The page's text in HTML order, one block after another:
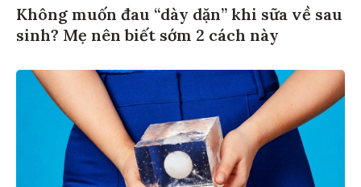
Không muốn đau “dày dặn” khi sữa về sau
sinh? Mẹ nên biết sớm 2 cách này